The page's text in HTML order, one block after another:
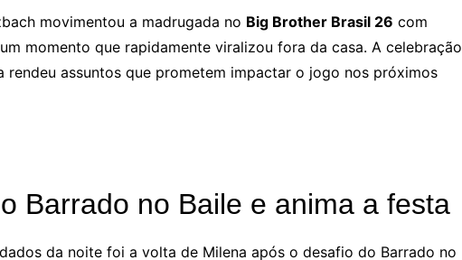
movimentou a madrugada no Big Brother Brasil 26 com
momento que rapidamente viralizou fora da casa. A celebração
rendeu assuntos que prometem impactar o jogo nos próximos
Barrado no Baile e anima a festa
da noite foi a volta de Milena após o desafio do Barrado no